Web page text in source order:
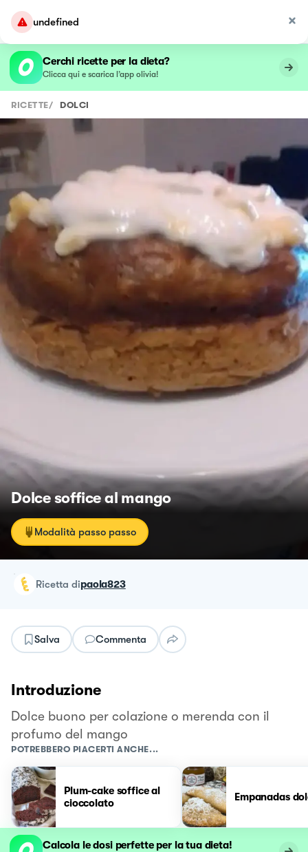
undefined
Cerchi ricette per la dieta?
Clicca qui e scarica l’app olivia!
RICETTE/ DOLCI
Dolce soffice al mango
Modalità passo passo
ricetta dipaola823
Salva Commenta
Introduzione
Dolce buono per colazione o merenda con il
profumo del mango
POTREBBERO PIACERTI ANCHE...
Plum-cake soffice al
cioccolato
Empanadas
Calcola le dosi perfette per la tua dieta!